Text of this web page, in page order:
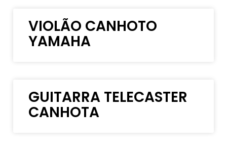
VIOLÃO CANHOTO
YAMAHA
GUITARRA TELECASTER
CANHOTA